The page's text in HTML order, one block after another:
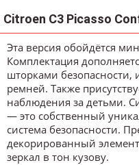
Citroen C3 Picasso
Эта версия обойдётся
Комплектация
шторками безопасности,
ремней. Также
наблюдения за детьми.
— это собственный
система безопасности.
декорированный
зеркал в тон кузову.